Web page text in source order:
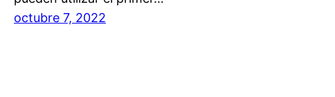
octubre 7, 2022